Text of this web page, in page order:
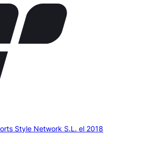
Style Network S.L. el 2018